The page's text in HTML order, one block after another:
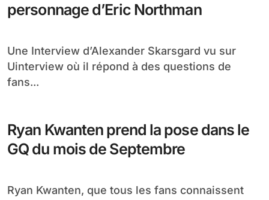
personnage d’Eric Northman
Une Interview d’Alexander Skarsgard vu sur
Uinterview où il répond à des questions de
fans...
Ryan Kwanten prend la pose dans le
GQ du mois de Septembre
Ryan Kwanten, que tous les fans connaissent